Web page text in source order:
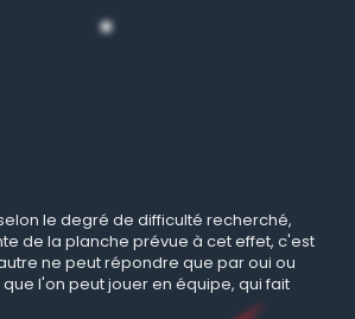
le degré de difficulté recherché,
de la planche prévue à cet effet, c'est
ne peut répondre que par oui ou
l'on peut jouer en équipe, qui fait